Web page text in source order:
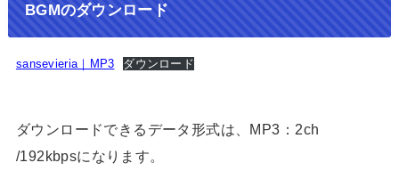
BGMのダウンロード
sansevieria｜MP3 ダウンロード
ダウンロードできるデータ形式は、MP3：2ch
/192kbpsになります。